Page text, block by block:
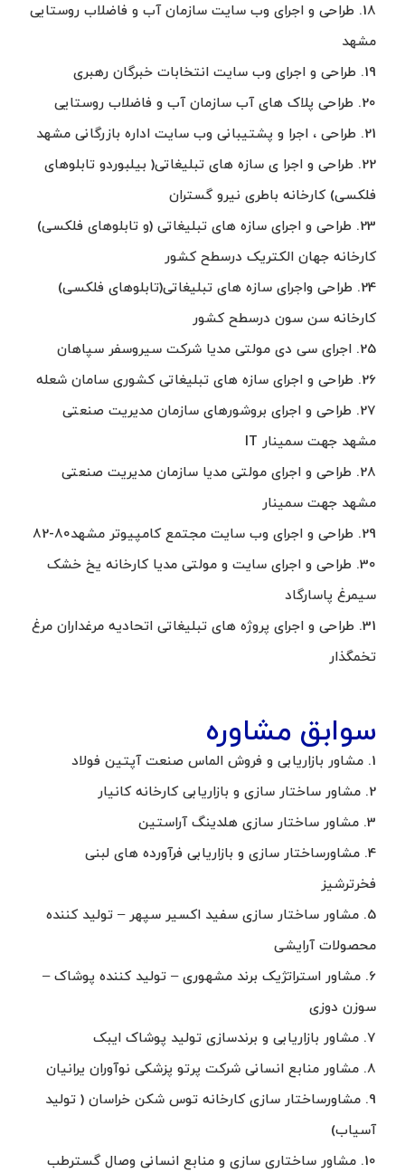
18. طراحی و اجرای وب سایت سازمان آب و فاضلاب روستایی
مشهد
19. طراحی و اجرای وب سایت انتخابات خبرگان رهبری
20. طراحی پلاک های آب سازمان آب و فاضلاب روستایی
21. طراحی ، اجرا و پشتیبانی وب سایت اداره بازرگانی مشهد
22. طراحی و اجرا ی سازه های تبلیغاتی( بیلبوردو تابلوهای
فلکسی) کارخانه باطری نیرو گستران
23. طراحی و اجرای سازه های تبلیغاتی (و تابلوهای فلکسی)
کارخانه جهان الکتریک درسطح کشور
24. طراحی واجرای سازه های تبلیغاتی(تابلوهای فلکسی)
کارخانه سن سون درسطح کشور
25. اجرای سی دی مولتی مدیا شرکت سیروسفر سپاهان
26. طراحی و اجرای سازه های تبلیغاتی کشوری سامان شعله
27. طراحی و اجرای بروشورهای سازمان مدیریت صنعتی
مشهد جهت سمینار IT
28. طراحی و اجرای مولتی مدیا سازمان مدیریت صنعتی
مشهد جهت سمینار
29. طراحی و اجرای وب سایت مجتمع کامپیوتر مشهد80-82
30. طراحی و اجرای سایت و مولتی مدیا کارخانه یخ خشک
سیمرغ پاسارگاد
31. طراحی و اجرای پروژه های تبلیغاتی اتحادیه مرغداران مرغ
تخمگذار
سوابق مشاوره
1. مشاور بازاریابی و فروش الماس صنعت آپتین فولاد
2. مشاور ساختار سازی و بازاریابی کارخانه کانیار
3. مشاور ساختار سازی هلدینگ آراستین
4. مشاورساختار سازی و بازاریابی فرآورده های لبنی
فخرترشیز
5. مشاور ساختار سازی سفید اکسیر سپهر – تولید کننده
محصولات آرایشی
6. مشاور استراتژیک برند مشهوری – تولید کننده پوشاک –
سوزن دوزی
7. مشاور بازاریابی و برندسازی تولید پوشاک ایبک
8. مشاور منابع انسانی شرکت پرتو پزشکی نوآوران یرانیان
9. مشاورساختار سازی کارخانه توس شکن خراسان ( تولید
آسیاب)
10. مشاور ساختاری سازی و منابع انسانی وصال گسترطب